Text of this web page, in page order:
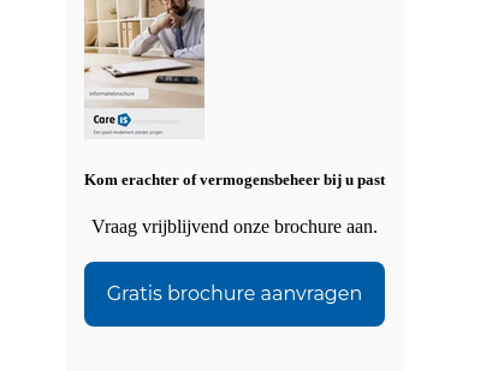
Kom erachter of vermogensbeheer bij u past
Vraag vrijblijvend onze brochure aan.